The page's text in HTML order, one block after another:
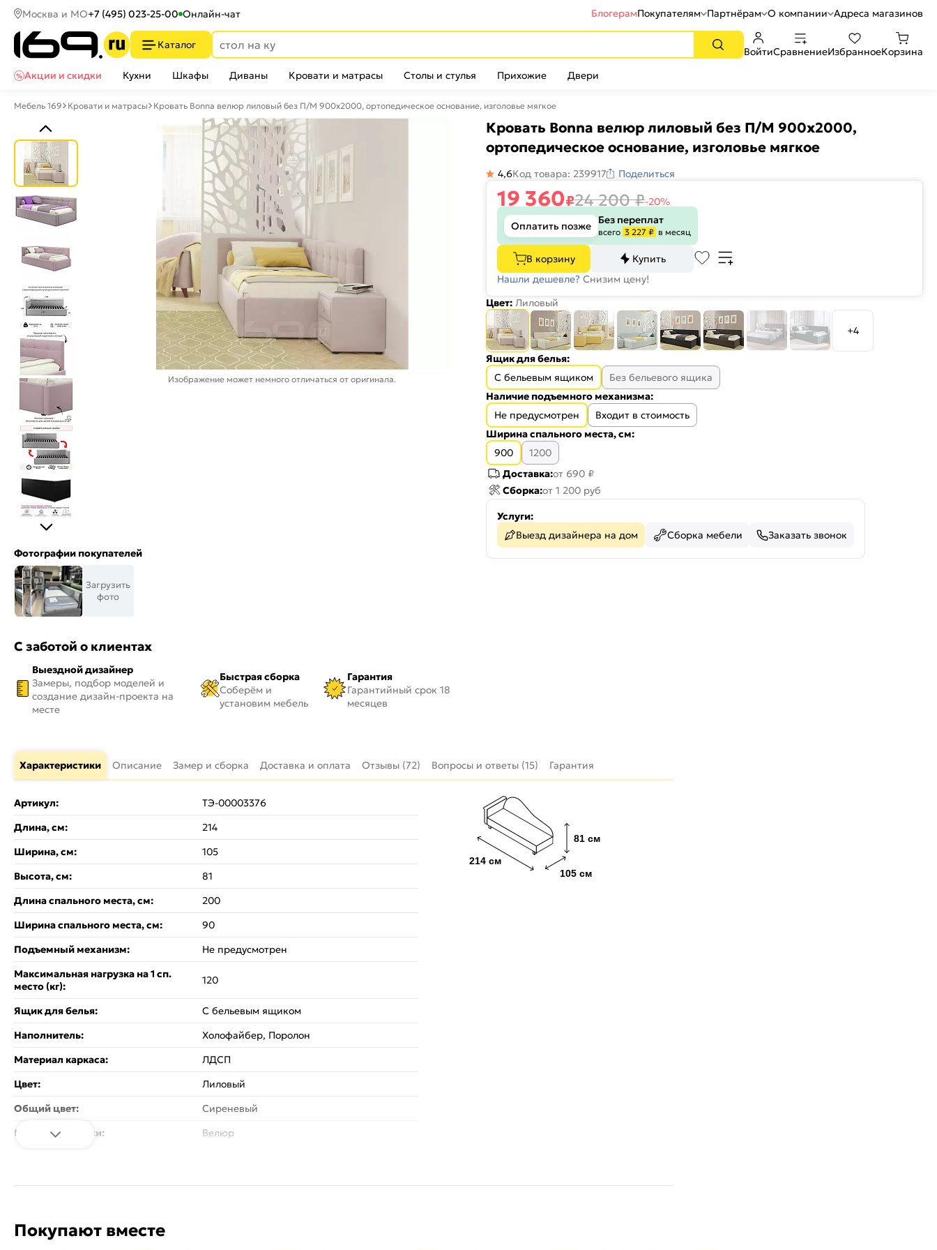
Москва и МО+7 (495) 023-25-00 Онлайн-чат БлогерамПокупателям Партнёрам О компании Адреса магазинов
Каталог
ВойтиСравнениеИзбранноеКорзина
Акции и скидки
Кухни Шкафы Диваны Кровати и матрасы Столы и стулья Прихожие Двери
Мебель 169 Кровати и матрасы Кровать Bonna велюр лиловый без П/М 900x2000, ортопедическое основание, изголовье мягкое
Изображение может немного отличаться от оригинала.
Фотографии покупателей
Загрузить
фото
С заботой о клиентах
Выездной дизайнер
Замеры, подбор моделей и
создание дизайн-проекта на
месте
Быстрая сборка
Соберём и
установим мебель
Гарантия
Гарантийный срок 18
месяцев
Кровать Bonna велюр лиловый без П/М 900x2000,
ортопедическое основание, изголовье мягкое
4,6Код товара: 239917 Поделиться
19 360₽24 200₽-20%
Оплатить позже
Без переплат
всего 3 227 ₽ в месяц
В корзину
Купить
Нашли дешевле? Снизим цену!
Цвет: Лиловый
+4
Ящик для белья:
С бельевым ящиком
Без бельевого ящика
Наличие подъемного механизма:
Не предусмотрен
Входит в стоимость
Ширина спального места, см:
900
1200
Доставка:от 690 ₽
Сборка:от 1 200 руб
Услуги:
Выезд дизайнера на дом
Сборка мебели Заказать звонок
Характеристики Описание Замер и сборка Доставка и оплата Отзывы (72) Вопросы и ответы (15) Гарантия
Артикул:
ТЭ-00003376
Длина, см:
214
Ширина, см:
105
Высота, см:
81
Длина спального места, см:
200
Ширина спального места, см:
90
Подъемный механизм:
Не предусмотрен
Максимальная нагрузка на 1 сп.
место (кг):
120
Ящик для белья:
С бельевым ящиком
Наполнитель:
Холофайбер, Поролон
Материал каркаса:
ЛДСП
Цвет:
Лиловый
Общий цвет:
Сиреневый
Материал обивки:
Велюр
Изголовье - кровати:
Покупают вместе